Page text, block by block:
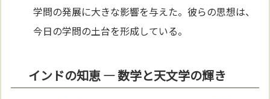
学問の発展に大きな影響を与えた。彼らの思想は、
今日の学問の土台を形成している。
インドの知恵 — 数学と天文学の輝き